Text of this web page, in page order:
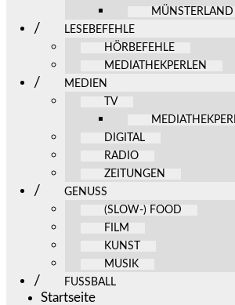
MÜNSTERLAND
LESEBEFEHLE
HÖRBEFEHLE
MEDIATHEKPERLEN
MEDIEN
TV
DIGITAL
RADIO
ZEITUNGEN
GENUSS
(SLOW-) FOOD
FILM
KUNST
MUSIK
FUSSBALL
Startseite